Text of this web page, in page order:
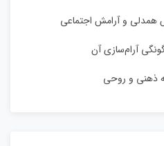
همدلی و آرامش اجتماعی
آرام‌سازی آن
ذهنی و روحی